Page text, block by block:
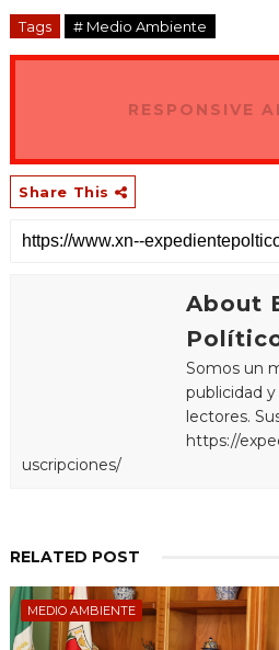
Tags # Medio Ambiente
RESPONSIVE
Share This
About
Somos un
publicidad
lectores.
https://
uscripciones/
RELATED POST
MEDIO AMBIENTE